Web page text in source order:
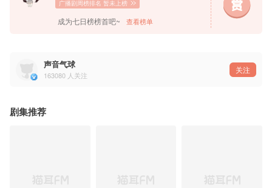
广播剧周榜排名 暂未上榜
成为七日榜榜首吧~ 查看榜单
声音气球
163080 人关注
关注
剧集推荐